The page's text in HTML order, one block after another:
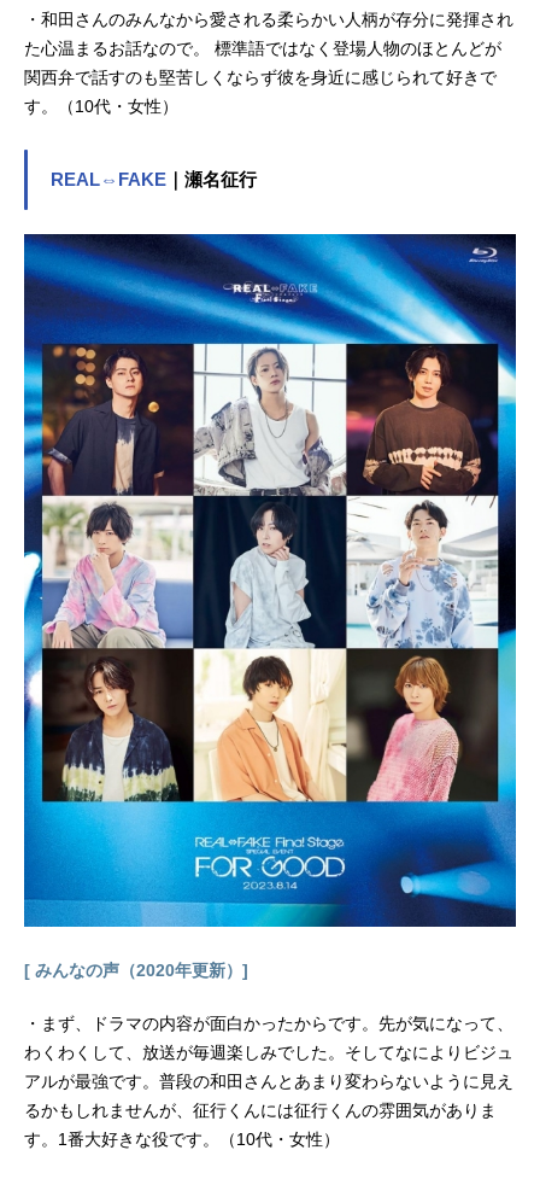
・和田さんのみんなから愛される柔らかい人柄が存分に発揮され
た心温まるお話なので。 標準語ではなく登場人物のほとんどが
関西弁で話すのも堅苦しくならず彼を身近に感じられて好きで
す。（10代・女性）
REAL⇔FAKE ｜瀬名征行
[ みんなの声（2020年更新）]
・まず、ドラマの内容が面白かったからです。先が気になって、
わくわくして、放送が毎週楽しみでした。そしてなによりビジュ
アルが最強です。普段の和田さんとあまり変わらないように見え
るかもしれませんが、征行くんには征行くんの雰囲気がありま
す。1番大好きな役です。（10代・女性）